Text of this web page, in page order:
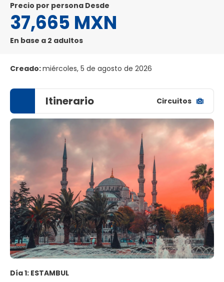
precio por persona Desde
37,665 MXN
En base a 2 adultos
Creado:miércoles, 5 de agosto de 2026
Itinerario Circuitos
Día 1: ESTAMBUL